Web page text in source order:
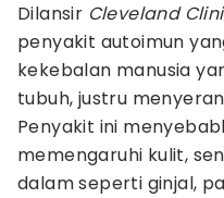
Dilansir Cleveland
penyakit autoimun
kekebalan manusia
tubuh, justru
Penyakit ini
memengaruhi kulit,
dalam seperti ginjal,